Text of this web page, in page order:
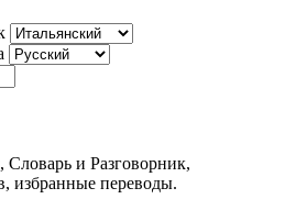
Словарь и Разговорник,
избранные переводы.